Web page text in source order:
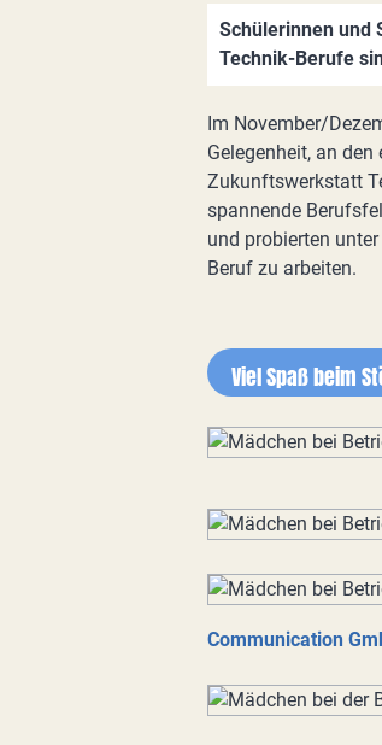
Schülerinnen und
Technik-Berufe
Im November/
Gelegenheit, an
Zukunftswerkstatt
spannende
und probierten
Beruf zu arbeiten.
Viel Spaß beim
Communication